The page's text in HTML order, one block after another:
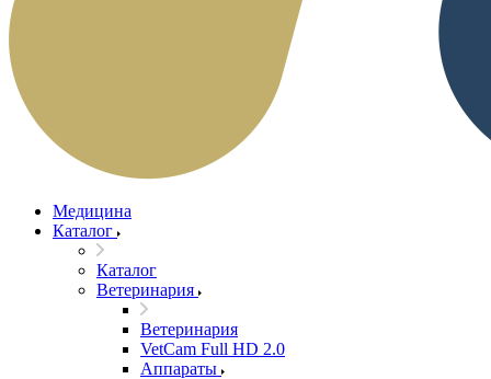
Медицина
Каталог
Каталог
Ветеринария
Ветеринария
VetCam Full HD 2.0
Аппараты